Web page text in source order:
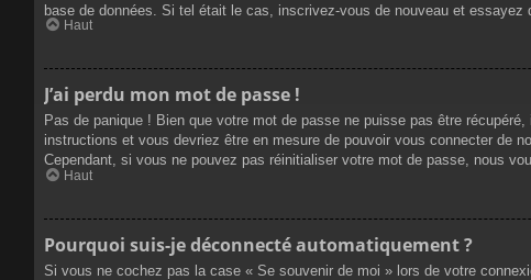
base de données. Si tel était le cas, inscrivez-vous de nouveau et
Haut
J’ai perdu mon mot de passe !
Pas de panique ! Bien que votre mot de passe ne puisse pas être
instructions et vous devriez être en mesure de pouvoir vous connecter de
Cependant, si vous ne pouvez pas réinitialiser votre mot de passe, nous
Haut
Pourquoi suis-je déconnecté automatiquement ?
Si vous ne cochez pas la case « Se souvenir de moi » lors de votre